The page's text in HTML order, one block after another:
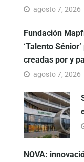
agosto 7, 2026
Fundación
‘Talento
creadas por y
agosto 7, 2026
NOVA: